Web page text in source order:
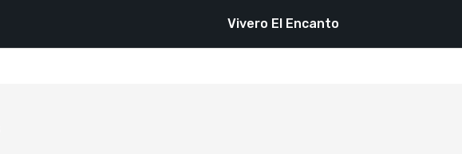
Vivero El Encanto